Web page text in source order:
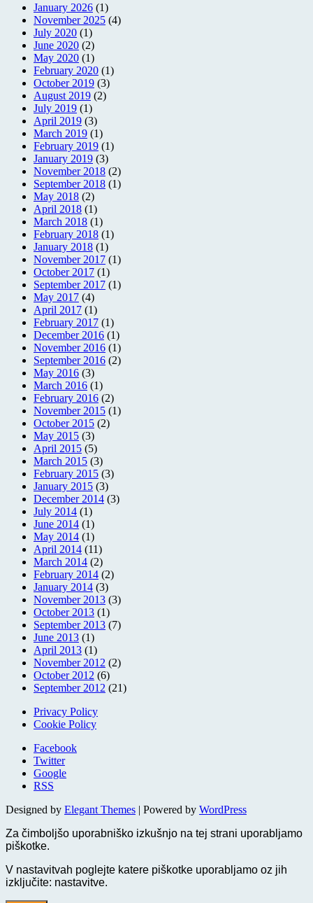
January 2026 (1)
November 2025 (4)
July 2020 (1)
June 2020 (2)
May 2020 (1)
February 2020 (1)
October 2019 (3)
August 2019 (2)
July 2019 (1)
April 2019 (3)
March 2019 (1)
February 2019 (1)
January 2019 (3)
November 2018 (2)
September 2018 (1)
May 2018 (2)
April 2018 (1)
March 2018 (1)
February 2018 (1)
January 2018 (1)
November 2017 (1)
October 2017 (1)
September 2017 (1)
May 2017 (4)
April 2017 (1)
February 2017 (1)
December 2016 (1)
November 2016 (1)
September 2016 (2)
May 2016 (3)
March 2016 (1)
February 2016 (2)
November 2015 (1)
October 2015 (2)
May 2015 (3)
April 2015 (5)
March 2015 (3)
February 2015 (3)
January 2015 (3)
December 2014 (3)
July 2014 (1)
June 2014 (1)
May 2014 (1)
April 2014 (11)
March 2014 (2)
February 2014 (2)
January 2014 (3)
November 2013 (3)
October 2013 (1)
September 2013 (7)
June 2013 (1)
April 2013 (1)
November 2012 (2)
October 2012 (6)
September 2012 (21)
Privacy Policy
Cookie Policy
Facebook
Twitter
Google
RSS
Designed by Elegant Themes | Powered by WordPress
Za čimboljšo uporabniško izkušnjo na tej strani uporabljamo
piškotke.
V nastavitvah poglejte katere piškotke uporabljamo oz jih
izključite: nastavitve.